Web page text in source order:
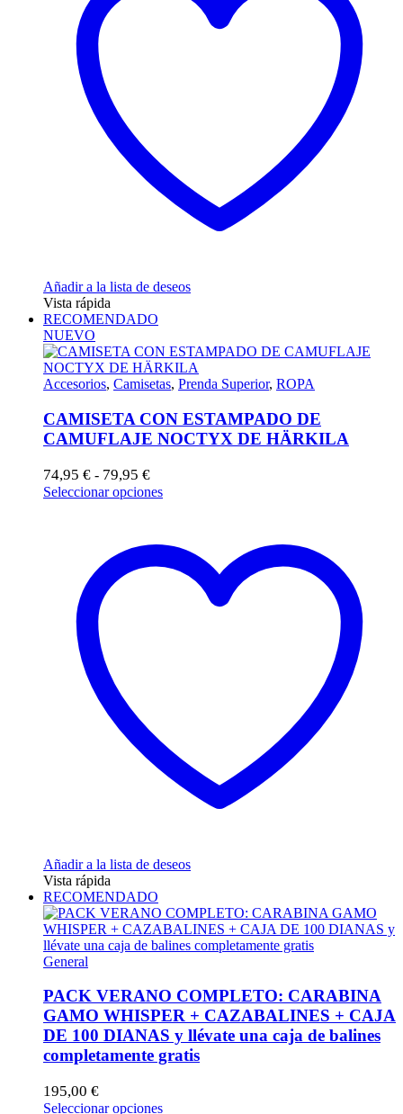
Añadir a la lista de deseos
Vista rápida
RECOMENDADO
NUEVO
Accesorios, Camisetas, Prenda Superior, ROPA
CAMISETA CON ESTAMPADO DE
CAMUFLAJE NOCTYX DE HÄRKILA
74,95 € - 79,95 €
de
79,95 €
Seleccionar opcionesEste
variantes.
Las
opciones
Añadir a la lista de deseos
Vista rápida
RECOMENDADO
General
PACK VERANO COMPLETO: CARABINA
GAMO WHISPER + CAZABALINES + CAJA
DE 100 DIANAS y llévate una caja de balines
completamente gratis
195,00 €
Seleccionar opcionesEste